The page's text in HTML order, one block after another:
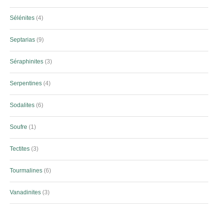
Sélénites 4
Septarias 9
Séraphinites 3
Serpentines 4
Sodalites 6
Soufre 1
Tectites 3
Tourmalines 6
Vanadinites 3